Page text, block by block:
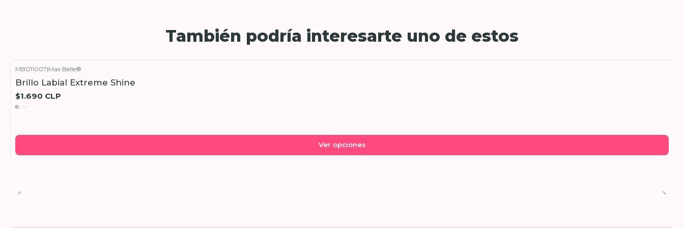
También podría interesarte uno de estos
MB011007|Max Belle®
Brillo Labial Extreme Shine
$1.690 CLP
Ver opciones